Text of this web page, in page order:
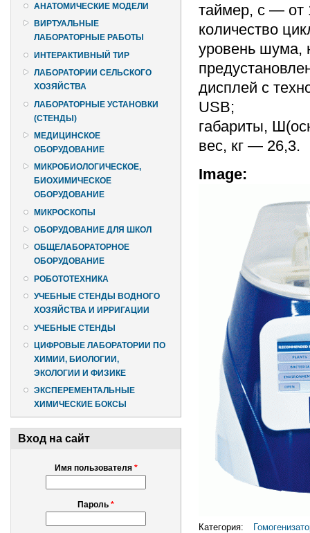
АНАТОМИЧЕСКИЕ МОДЕЛИ
ВИРТУАЛЬНЫЕ
ЛАБОРАТОРНЫЕ РАБОТЫ
ИНТЕРАКТИВНЫЙ ТИР
ЛАБОРАТОРИИ СЕЛЬСКОГО
ХОЗЯЙСТВА
ЛАБОРАТОРНЫЕ УСТАНОВКИ
(СТЕНДЫ)
МЕДИЦИНСКОЕ
ОБОРУДОВАНИЕ
МИКРОБИОЛОГИЧЕСКОЕ,
БИОХИМИЧЕСКОЕ
ОБОРУДОВАНИЕ
МИКРОСКОПЫ
ОБОРУДОВАНИЕ ДЛЯ ШКОЛ
ОБЩЕЛАБОРАТОРНОЕ
ОБОРУДОВАНИЕ
РОБОТОТЕХНИКА
УЧЕБНЫЕ СТЕНДЫ ВОДНОГО
ХОЗЯЙСТВА И ИРРИГАЦИИ
УЧЕБНЫЕ СТЕНДЫ
ЦИФРОВЫЕ ЛАБОРАТОРИИ ПО
ХИМИИ, БИОЛОГИИ,
ЭКОЛОГИИ И ФИЗИКЕ
ЭКСПЕРЕМЕНТАЛЬНЫЕ
ХИМИЧЕСКИЕ БОКСЫ
Вход на сайт
Имя пользователя *
Пароль *
таймер, с — от
количество
уровень шума,
дисплей с
USB;
габариты,
вес, кг — 26,3.
Image:
Категория: